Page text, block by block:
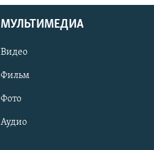
МУЛЬТИМЕДИА
Видео
Фильм
Фото
Аудио